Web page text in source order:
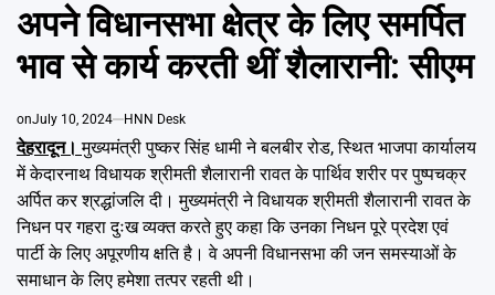
अपने विधानसभा क्षेत्र के लिए समर्पित
भाव से कार्य करती थीं शैलारानी: सीएम
onJuly 10, 2024 HNN Desk
देहरादून।मुख्यमंत्री पुष्कर सिंह धामी ने बलबीर रोड, स्थित भाजपा कार्यालय
में केदारनाथ विधायक श्रीमती शैलारानी रावत के पार्थिव शरीर पर पुष्पचक्र
अर्पित कर श्रद्धांजलि दी। मुख्यमंत्री ने विधायक श्रीमती शैलारानी रावत के
निधन पर गहरा दुःख व्यक्त करते हुए कहा कि उनका निधन पूरे प्रदेश एवं
पार्टी के लिए अपूरणीय क्षति है। वे अपनी विधानसभा की जन समस्याओं के
समाधान के लिए हमेशा तत्पर रहती थी।